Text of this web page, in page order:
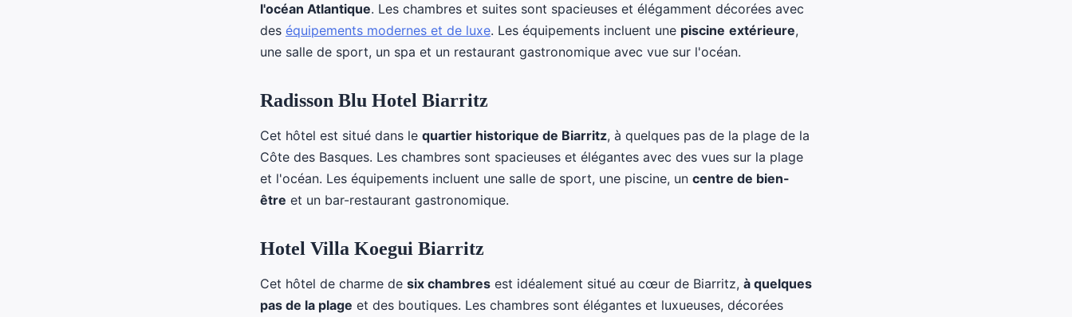
l'océan Atlantique. Les chambres et suites sont spacieuses et élégamment décorées avec
des équipements modernes et de luxe. Les équipements incluent une piscine extérieure,
une salle de sport, un spa et un restaurant gastronomique avec vue sur l'océan.
Radisson Blu Hotel Biarritz
Cet hôtel est situé dans le quartier historique de Biarritz, à quelques pas de la plage de la
Côte des Basques. Les chambres sont spacieuses et élégantes avec des vues sur la plage
et l'océan. Les équipements incluent une salle de sport, une piscine, un centre de bien-
être et un bar-restaurant gastronomique.
Hotel Villa Koegui Biarritz
Cet hôtel de charme de six chambres est idéalement situé au cœur de Biarritz, à quelques
pas de la plage et des boutiques. Les chambres sont élégantes et luxueuses, décorées